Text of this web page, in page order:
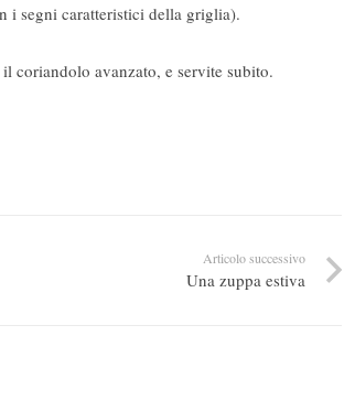
i segni caratteristici della griglia).
coriandolo avanzato, e servite subito.
Articolo successivo
Una zuppa estiva